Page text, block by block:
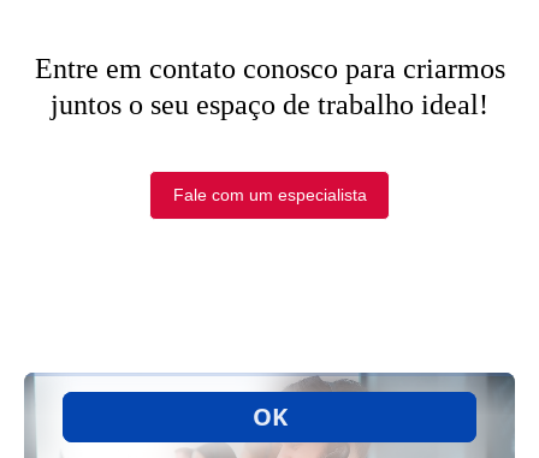
Entre em contato conosco para criarmos
juntos o seu espaço de trabalho ideal!
Fale com um especialista